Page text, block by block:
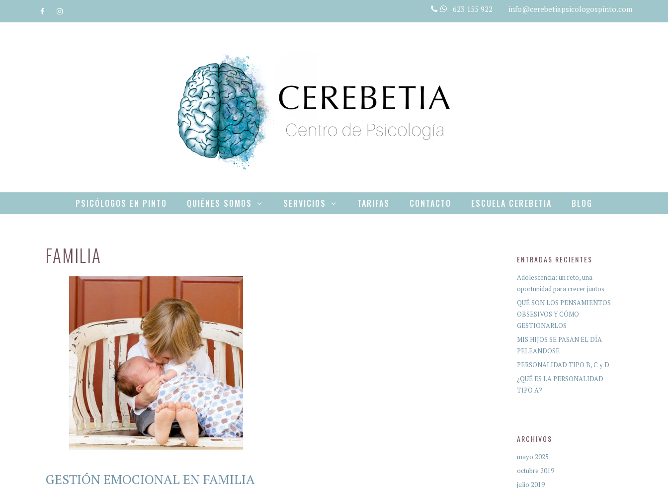
al
623 155 922 info@cerebetiapsicologospinto.com
PSICÓLOGOS EN PINTO QUIÉNES SOMOS SERVICIOS TARIFAS CONTACTO ESCUELA CEREBETIA BLOG
FAMILIA
GESTIÓN EMOCIONAL EN FAMILIA
ENTRADAS RECIENTES
Adolescencia: un reto, una
oportunidad para crecer juntos
QUÉ SON LOS PENSAMIENTOS
OBSESIVOS Y CÓMO
GESTIONARLOS
MIS HIJOS SE PASAN EL DÍA
PELEANDOSE
PERSONALIDAD TIPO B, C y D
¿QUÉ ES LA PERSONALIDAD
TIPO A?
ARCHIVOS
mayo 2025
octubre 2019
julio 2019